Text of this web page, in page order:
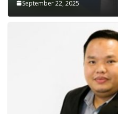
September 22, 2025